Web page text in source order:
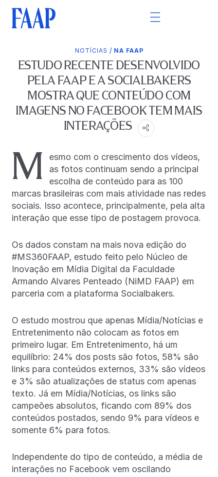
NOTÍCIAS / NA FAAP
ESTUDO RECENTE DESENVOLVIDO
PELA FAAP E A SOCIALBAKERS
MOSTRA QUE CONTEÚDO COM
IMAGENS NO FACEBOOK TEM MAIS
INTERAÇÕES
M
esmo com o crescimento dos vídeos,
as fotos continuam sendo a principal
escolha de conteúdo para as 100
marcas brasileiras com mais atividade nas redes
sociais. Isso acontece, principalmente, pela alta
interação que esse tipo de postagem provoca.
Os dados constam na mais nova edição do
#MS360FAAP, estudo feito pelo Núcleo de
Inovação em Mídia Digital da Faculdade
Armando Alvares Penteado (NiMD FAAP) em
parceria com a plataforma Socialbakers.
O estudo mostrou que apenas Mídia/Notícias e
Entretenimento não colocam as fotos em
primeiro lugar. Em Entretenimento, há um
equilíbrio: 24% dos posts são fotos, 58% são
links para conteúdos externos, 33% são vídeos
e 3% são atualizações de status com apenas
texto. Já em Mídia/Notícias, os links são
campeões absolutos, ficando com 89% dos
conteúdos postados, sendo 9% para vídeos e
somente 6% para fotos.
Independente do tipo de conteúdo, a média de
interações no Facebook vem oscilando